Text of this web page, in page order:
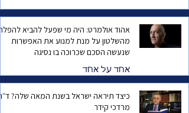
אהוד אולמרט: היה מי שפעל להביא
מהשלטון על מנת למנוע את האפשרות
שנעשה הסכם שכרוכה בו נסיגה
אחד על אחד
כיצד תיראה ישראל בשנת המאה
מרדכי קידר